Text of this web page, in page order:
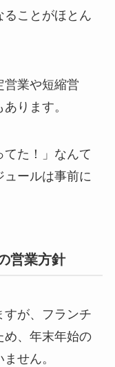
ることがほとん
営業や短縮営
ります。
た！」なんて
ュールは事前に
営業方針
すが、フランチ
め、年末年始の
せん。